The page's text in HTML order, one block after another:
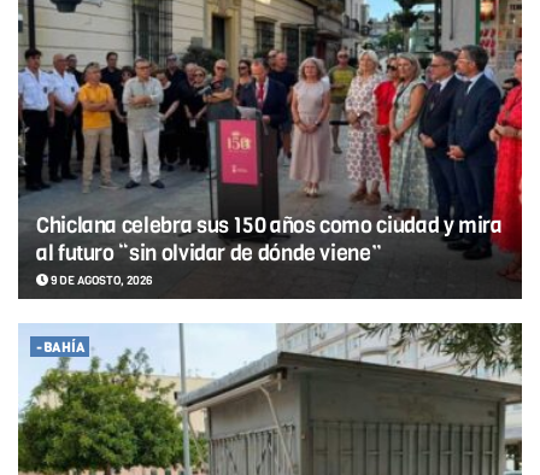
Chiclana celebra sus 150 años como ciudad y mira
al futuro “sin olvidar de dónde viene”
9 DE AGOSTO, 2026
-BAHÍA